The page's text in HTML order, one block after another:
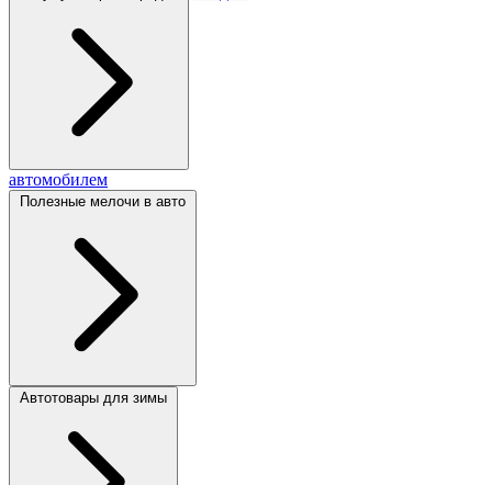
автомобилем
Полезные мелочи в авто
Автотовары для зимы